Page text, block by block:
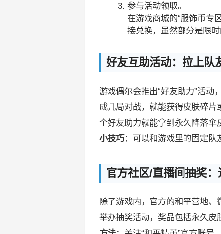
参与活动领取。
在游戏商城的“服饰币专
接兑换，虽然部分是限
好友互助活动：拉上队
游戏偶尔会推出“好友助力”活动
成几局对战，就能获得皮肤碎片
个好友助力就能拿到永久降落伞
小技巧：可以和游戏里的固定队
官方社区/直播间抽奖
除了游戏内，官方的和平营地
举办抽奖活动，奖品包括永久皮